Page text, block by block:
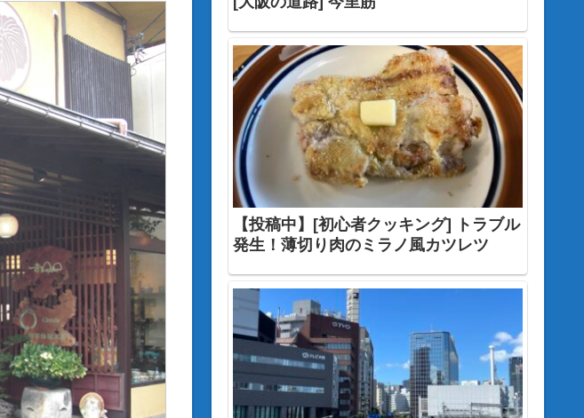
【投稿中】[初心者クッキング] トラブル
発生！薄切り肉のミラノ風カツレツ